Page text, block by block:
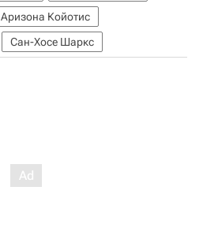
Аризона Койотис
Сан-Хосе Шаркс